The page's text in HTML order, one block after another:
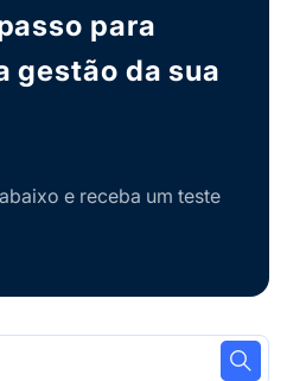
para
gestão da sua
e receba um teste